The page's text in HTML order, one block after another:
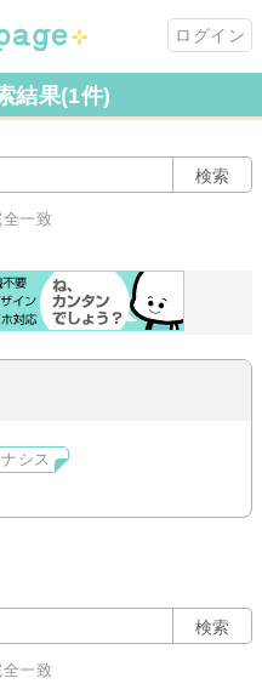
ログイン
結果(1件)
検索
全一致
シス
検索
全一致